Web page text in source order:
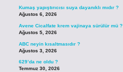
Kumaş yapıştırıcısı suya dayanıklı mıdır ?
Ağustos 6, 2026
Avene Cicalfate krem vajinaya sürülür mü ?
Ağustos 5, 2026
ABC neyin kısaltmasıdır ?
Ağustos 3, 2026
629’da ne oldu ?
Temmuz 30, 2026